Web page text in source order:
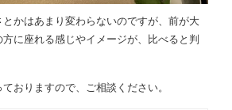
かはあまり変わらないのですが、前が大
に座れる感じやイメージが、比べると判
おりますので、ご相談ください。